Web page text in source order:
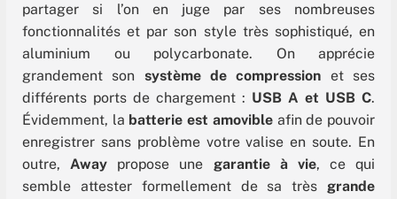
partager si l’on en juge par ses nombreuses
fonctionnalités et par son style très sophistiqué, en
aluminium ou polycarbonate. On apprécie
grandement son système de compression et ses
différents ports de chargement : USB A et USB C.
Évidemment, la batterie est amovibleafin de pouvoir
enregistrer sans problème votre valise en soute. En
outre,Away propose une garantie à vie, ce qui
semble attester formellement de sa très grande